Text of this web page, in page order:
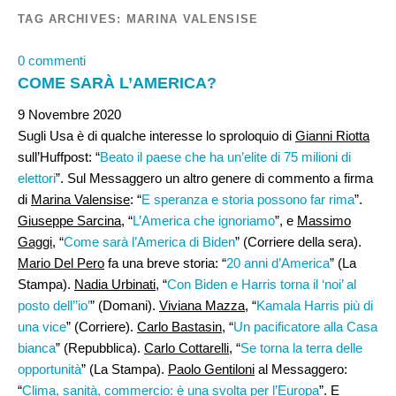
TAG ARCHIVES: MARINA VALENSISE
0 commenti
COME SARÀ L’AMERICA?
9 Novembre 2020
Sugli Usa è di qualche interesse lo sproloquio di Gianni Riotta
sull’Huffpost: “Beato il paese che ha un’elite di 75 milioni di
elettori”. Sul Messaggero un altro genere di commento a firma
di Marina Valensise: “E speranza e storia possono far rima”.
Giuseppe Sarcina, “L’America che ignoriamo”, e Massimo
Gaggi, “Come sarà l’America di Biden” (Corriere della sera).
Mario Del Pero fa una breve storia: “20 anni d’America” (La
Stampa). Nadia Urbinati, “Con Biden e Harris torna il ‘noi’ al
posto dell’’io’” (Domani). Viviana Mazza, “Kamala Harris più di
una vice” (Corriere). Carlo Bastasin, “Un pacificatore alla Casa
bianca” (Repubblica). Carlo Cottarelli, “Se torna la terra delle
opportunità” (La Stampa). Paolo Gentiloni al Messaggero:
“Clima, sanità, commercio: è una svolta per l’Europa”. E